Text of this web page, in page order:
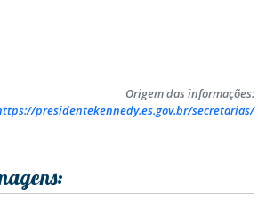
Origem das informações:
presidentekennedy.es.gov.br/secretarias/